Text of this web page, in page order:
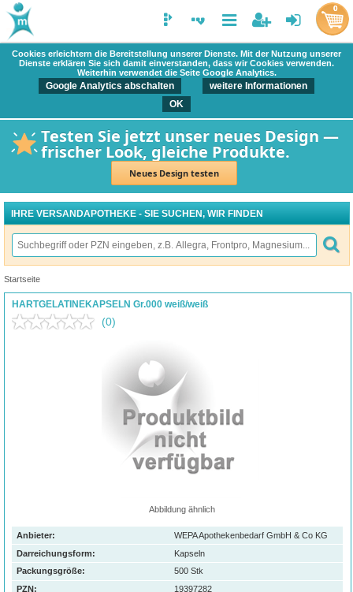
Cookies erleichtern die Bereitstellung unserer Dienste. Mit der Nutzung unserer
Dienste erklären Sie sich damit einverstanden, dass wir Cookies verwenden.
Weiterhin verwendet die Seite Google Analytics.
Google Analytics abschalten
weitere Informationen
OK
Testen Sie jetzt unser neues Design —
frischer Look, gleiche Produkte.
Neues Design testen
0
IHRE VERSANDAPOTHEKE - SIE SUCHEN, WIR FINDEN
Startseite
HARTGELATINEKAPSELN Gr.000 weiß/weiß
(0)
Abbildung ähnlich
Anbieter:
WEPA Apothekenbedarf GmbH & Co KG
Darreichungsform:
Kapseln
Packungsgröße:
500 Stk
PZN: 19397282